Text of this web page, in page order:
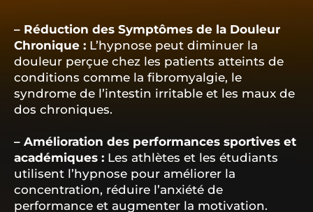
– Réduction des Symptômes de la Douleur
Chronique : L’hypnose peut diminuer la
douleur perçue chez les patients atteints de
conditions comme la fibromyalgie, le
syndrome de l’intestin irritable et les maux de
dos chroniques.
– Amélioration des performances sportives et
académiques : Les athlètes et les étudiants
utilisent l’hypnose pour améliorer la
concentration, réduire l’anxiété de
performance et augmenter la motivation.